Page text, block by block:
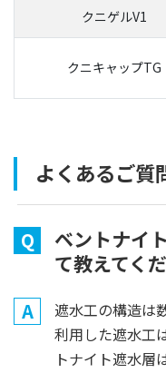
クニゲルV1
クニキャップTG
よくあるご質
Q
ベントナイ
て教えてくだ
A
遮水工の構造は
利用した遮水工
トナイト遮水層